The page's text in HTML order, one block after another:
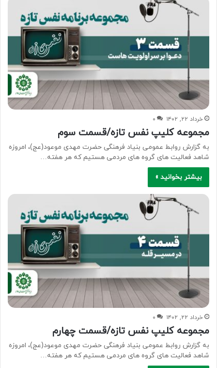
خرداد ۲۲, ۱۴۰۲ ۰
مجموعه کلیپ نفس تازه/قسمت سوم
به گزارش روابط عمومی بنیاد فرهنگی حضرت مهدی موعود(عج)، امروزه
شاهد فعالیت های گروه های مردمی هستیم که هر هفته…
بیشتر بخوانید »
خرداد ۲۲, ۱۴۰۲ ۰
مجموعه کلیپ نفس تازه/قسمت چهارم
به گزارش روابط عمومی بنیاد فرهنگی حضرت مهدی موعود(عج)، امروزه
شاهد فعالیت های گروه های مردمی هستیم که هر هفته…